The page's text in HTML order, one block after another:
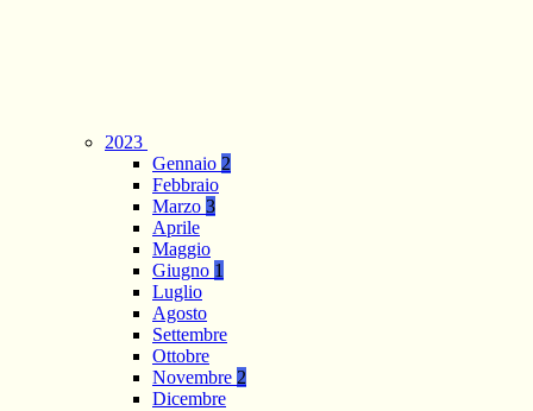
2023
Gennaio 2
Febbraio
Marzo 3
Aprile
Maggio
Giugno 1
Luglio
Agosto
Settembre
Ottobre
Novembre 2
Dicembre